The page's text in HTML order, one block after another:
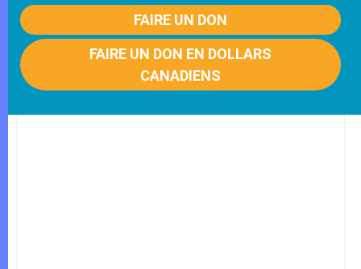
FAIRE UN DON
FAIRE UN DON EN DOLLARS
CANADIENS